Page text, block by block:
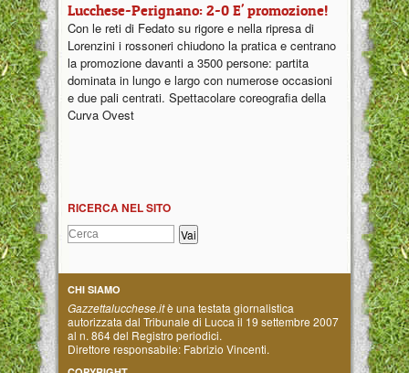
Lucchese-Perignano: 2-0 E' promozione!
Con le reti di Fedato su rigore e nella ripresa di
Lorenzini i rossoneri chiudono la pratica e centrano
la promozione davanti a 3500 persone: partita
dominata in lungo e largo con numerose occasioni
e due pali centrati. Spettacolare coreografia della
Curva Ovest
RICERCA NEL SITO
CHI SIAMO
Gazzettalucchese.itè una testata giornalistica
autorizzata dal Tribunale di Lucca il 19 settembre 2007
al n. 864 del Registro periodici.
Direttore responsabile: Fabrizio Vincenti.